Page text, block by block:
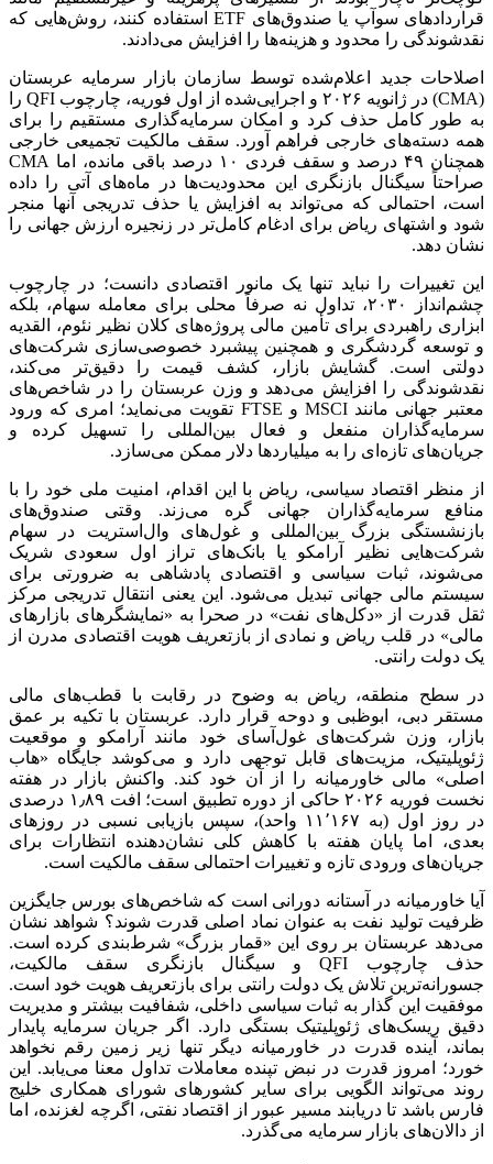
قرارداد‌های سوآپ یا صندوق‌های ETF استفاده کنند، روش‌هایی که
نقدشوندگی را محدود و هزینه‌ها را افزایش می‌دادند.
اصلاحات جدید اعلام‌شده توسط سازمان بازار سرمایه عربستان
(CMA) در ژانویه ۲۰۲۶ و اجرایی‌شده از اول فوریه، چارچوب QFI را
به طور کامل حذف کرد و امکان سرمایه‌گذاری مستقیم را برای
همه دسته‌های خارجی فراهم آورد. سقف مالکیت تجمیعی خارجی
همچنان ۴۹ درصد و سقف فردی ۱۰ درصد باقی مانده، اما CMA
صراحتاً سیگنال بازنگری این محدودیت‌ها در ماه‌های آتی را داده
است، احتمالی که می‌تواند به افزایش یا حذف تدریجی آنها منجر
شود و اشتهای ریاض برای ادغام کامل‌تر در زنجیره ارزش جهانی را
نشان دهد.
این تغییرات را نباید تنها یک مانور اقتصادی دانست؛ در چارچوب
چشم‌انداز ۲۰۳۰، تداول نه صرفاً محلی برای معامله سهام، بلکه
ابزاری راهبردی برای تأمین مالی پروژه‌های کلان نظیر نئوم، القدیه
و توسعه گردشگری و همچنین پیشبرد خصوصی‌سازی شرکت‌های
دولتی است. گشایش بازار، کشف قیمت را دقیق‌تر می‌کند،
نقدشوندگی را افزایش می‌دهد و وزن عربستان را در شاخص‌های
معتبر جهانی مانند MSCI و FTSE تقویت می‌نماید؛ امری که ورود
سرمایه‌گذاران منفعل و فعال بین‌المللی را تسهیل کرده و
جریان‌های تازه‌ای را به میلیارد‌ها دلار ممکن می‌سازد.
از منظر اقتصاد سیاسی، ریاض با این اقدام، امنیت ملی خود را با
منافع سرمایه‌گذاران جهانی گره می‌زند. وقتی صندوق‌های
بازنشستگی بزرگ بین‌المللی و غول‌های وال‌استریت در سهام
شرکت‌هایی نظیر آرامکو یا بانک‌های تراز اول سعودی شریک
می‌شوند، ثبات سیاسی و اقتصادی پادشاهی به ضرورتی برای
سیستم مالی جهانی تبدیل می‌شود. این یعنی انتقال تدریجی مرکز
ثقل قدرت از «دکل‌های نفت» در صحرا به «نمایشگر‌های بازار‌های
مالی» در قلب ریاض و نمادی از بازتعریف هویت اقتصادی مدرن از
یک دولت رانتی.
در سطح منطقه، ریاض به وضوح در رقابت با قطب‌های مالی
مستقر دبی، ابوظبی و دوحه قرار دارد. عربستان با تکیه بر عمق
بازار، وزن شرکت‌های غول‌آسای خود مانند آرامکو و موقعیت
ژئوپلیتیک، مزیت‌های قابل توجهی دارد و می‌کوشد جایگاه «هاب
اصلی» مالی خاورمیانه را از آن خود کند. واکنش بازار در هفته
نخست فوریه ۲۰۲۶ حاکی از دوره تطبیق است؛ افت ۱٫۸۹ درصدی
در روز اول (به ۱۱٬۱۶۷ واحد)، سپس بازیابی نسبی در روز‌های
بعدی، اما پایان هفته با کاهش کلی نشان‌دهنده انتظارات برای
جریان‌های ورودی تازه و تغییرات احتمالی سقف مالکیت است.
آیا خاورمیانه در آستانه دورانی است که شاخص‌های بورس جایگزین
ظرفیت تولید نفت به عنوان نماد اصلی قدرت شوند؟ شواهد نشان
می‌دهد عربستان بر روی این «قمار بزرگ» شرط‌بندی کرده است.
حذف چارچوب QFI و سیگنال بازنگری سقف مالکیت،
جسورانه‌ترین تلاش یک دولت رانتی برای بازتعریف هویت خود است.
موفقیت این گذار به ثبات سیاسی داخلی، شفافیت بیشتر و مدیریت
دقیق ریسک‌های ژئوپلیتیک بستگی دارد. اگر جریان سرمایه پایدار
بماند، آینده قدرت در خاورمیانه دیگر تنها زیر زمین رقم نخواهد
خورد؛ امروز قدرت در نبض تپنده معاملات تداول معنا می‌یابد. این
روند می‌تواند الگویی برای سایر کشور‌های شورای همکاری خلیج
فارس باشد تا دریابند مسیر عبور از اقتصاد نفتی، اگرچه لغزنده، اما
از دالان‌های بازار سرمایه می‌گذرد.